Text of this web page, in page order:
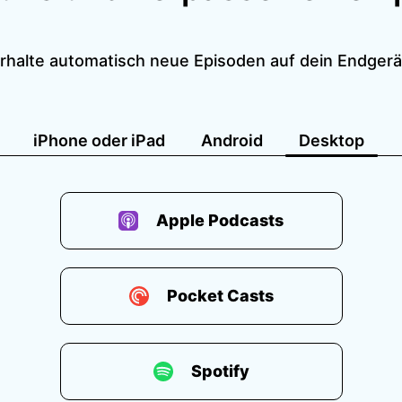
automatisch neue Episoden auf dein
iPhone oder iPad Android Desktop
Apple Podcasts
Pocket Casts
Spotify